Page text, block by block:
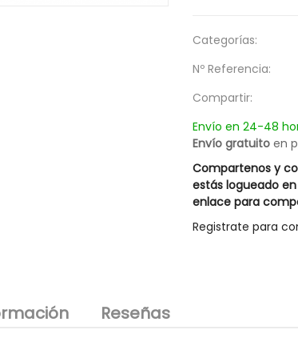
Categorías:
Nº Referencia:
Compartir:
Envío en 24-48
Envío gratuito en
Compartenos y
estás logueado
enlace para
Registrate para
Reseñas
Mascarilla Excesive Innovative
Champú